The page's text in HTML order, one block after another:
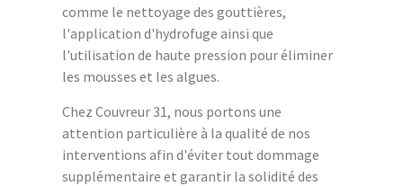
comme le nettoyage des gouttières,
l'application d'hydrofuge ainsi que
l'utilisation de haute pression pour éliminer
les mousses et les algues.
Chez Couvreur 31, nous portons une
attention particulière à la qualité de nos
interventions afin d'éviter tout dommage
supplémentaire et garantir la solidité des